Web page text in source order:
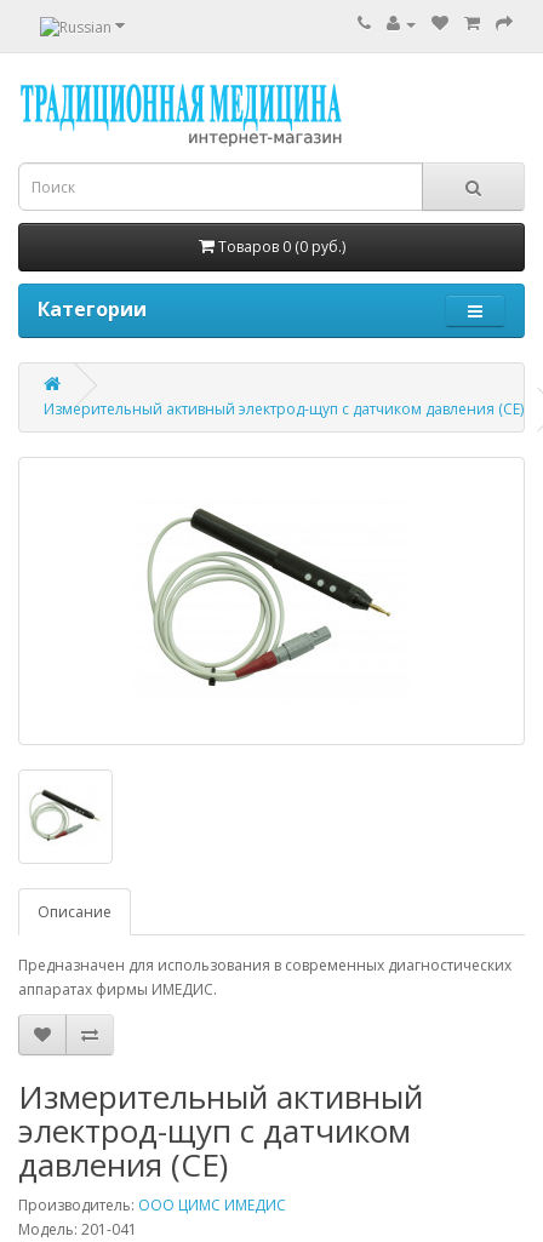
Товаров 0 (0 руб.)
Категории
Измерительный активный электрод-щуп с датчиком давления (СЕ)
Описание
Предназначен для использования в современных диагностических
аппаратах фирмы ИМЕДИС.
Измерительный активный
электрод-щуп с датчиком
давления (СЕ)
Производитель: ООО ЦИМС ИМЕДИС
Модель: 201-041